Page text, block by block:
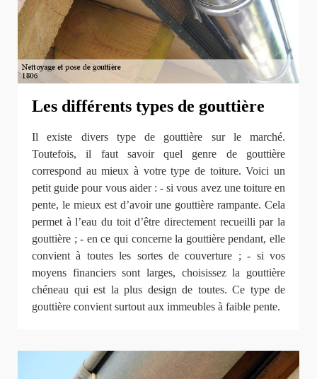
Les différents types de gouttière
Il existe divers type de gouttière sur le marché.
Toutefois, il faut savoir quel genre de gouttière
correspond au mieux à votre type de toiture. Voici un
petit guide pour vous aider : - si vous avez une toiture en
pente, le mieux est d’avoir une gouttière rampante. Cela
permet à l’eau du toit d’être directement recueilli par la
gouttière ; - en ce qui concerne la gouttière pendant, elle
convient à toutes les sortes de couverture ; - si vos
moyens financiers sont larges, choisissez la gouttière
chéneau qui est la plus design de toutes. Ce type de
gouttière convient surtout aux immeubles à faible pente.